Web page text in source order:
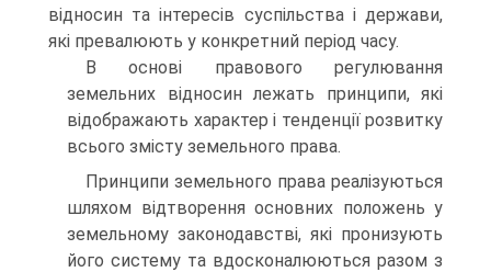
відносин та інтересів суспільства і держави,
які превалюють у конкретний період часу.
В основі правового регулювання
земельних відносин лежать принципи, які
відображають характер і тенденції розвитку
всього змі­сту земельного права.
Принципи земельного права реалізуються
шляхом відтворення основних положень у
земельному законодавстві, які пронизують
його систему та вдосконалюються разом з